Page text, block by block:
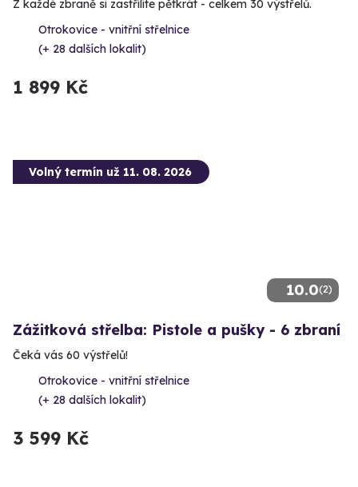
Z každé zbraně si zastřílíte pětkrát - celkem 30 výstřelů.
Otrokovice - vnitřní střelnice
(+ 28 dalších lokalit)
1 899 Kč
10.0(2)
Volný termín už 11. 08. 2026
Zážitková střelba: Pistole a pušky - 6 zbraní
Čeká vás 60 výstřelů!
Otrokovice - vnitřní střelnice
(+ 28 dalších lokalit)
3 599 Kč